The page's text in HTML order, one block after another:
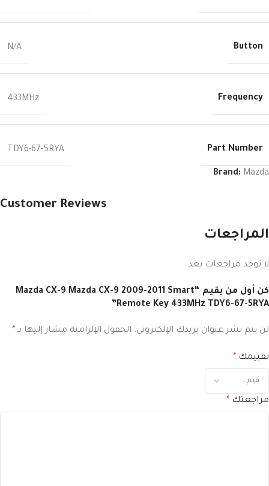
Button
N/A
Frequency
433MHz
Part Number
TDY6-67-5RYA
Brand: Mazda
Customer Reviews
المراجعات
لا توجد مراجعات بعد.
كن أول من يقيم “Mazda CX-9 Mazda CX-9 2009-2011 Smart
Remote Key 433MHz TDY6-67-5RYA”
لن يتم نشر عنوان بريدك الإلكتروني. الحقول الإلزامية مشار إليها بـ *
تقييمك *
مراجعتك *